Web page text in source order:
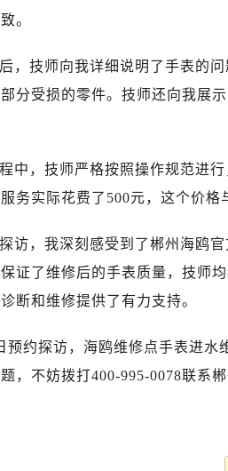
重庆市江北区观音桥步行街2号融
长沙市芙蓉区定王台街道建湘路
太原市迎泽区解放路15号亨得利
乌鲁木齐市天山区红山路26号时
温州市鹿城区锦绣路1067号置信
大连市中山区人民路15号国际金
佛山市禅城区季华五路57号万科
东莞市东城街道鸿福东路1号民盈
南通市崇川区工农路57号圆融广
苏州市苏州工业园区星港街199号
南宁市青秀区金湖路59号地王大
合肥市蜀山区潜山路111号万象城
。
，技师向我详细说明了手表的
分受损的零件。技师还向我展
中，技师严格按照操作规范进
务实际花费了500元，这个价
访，我深刻感受到了郴州海鸥
证了维修后的手表质量，技师
断和维修提供了有力支持。
预约探访，海鸥维修点手表进水
，不妨拨打400-995-0078联系